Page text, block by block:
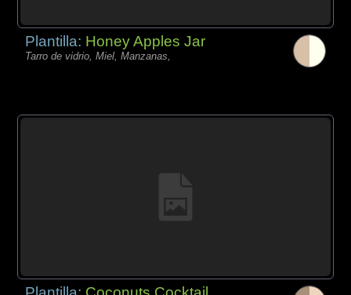
Plantilla: Honey Apples Jar
Tarro de vidrio, Miel, Manzanas,